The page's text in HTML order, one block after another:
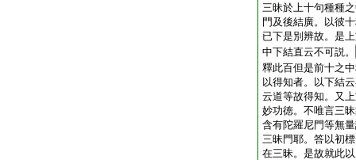
三昧於上十句種種
門及後結廣。以彼
已下是別辨故。是
中下結直云不可説。
釋此百但是前十之
以得知者。以下結
云道等故得知。又
妙功徳。不唯言三
含有陀羅尼門等無
三昧門耶。答以初
在三昧。是故就此